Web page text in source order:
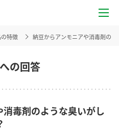
の回答
特徴 納豆からアンモニアや消毒剤の
毒剤のような臭いがし